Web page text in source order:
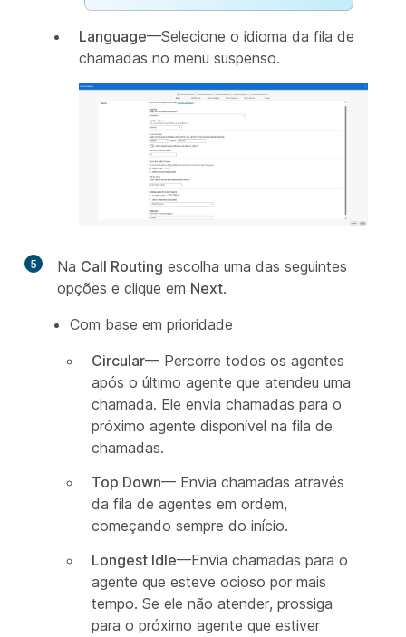
Language—Selecione o idioma da fila de
chamadas no menu suspenso.
5 Na Call Routing escolha uma das seguintes
opções e clique em Next.
Com base em prioridade
Circular— Percorre todos os agentes
após o último agente que atendeu uma
chamada. Ele envia chamadas para o
próximo agente disponível na fila de
chamadas.
Top Down— Envia chamadas através
da fila de agentes em ordem,
começando sempre do início.
Longest Idle—Envia chamadas para o
agente que esteve ocioso por mais
tempo. Se ele não atender, prossiga
para o próximo agente que estiver